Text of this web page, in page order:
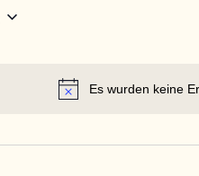
Es wurden keine